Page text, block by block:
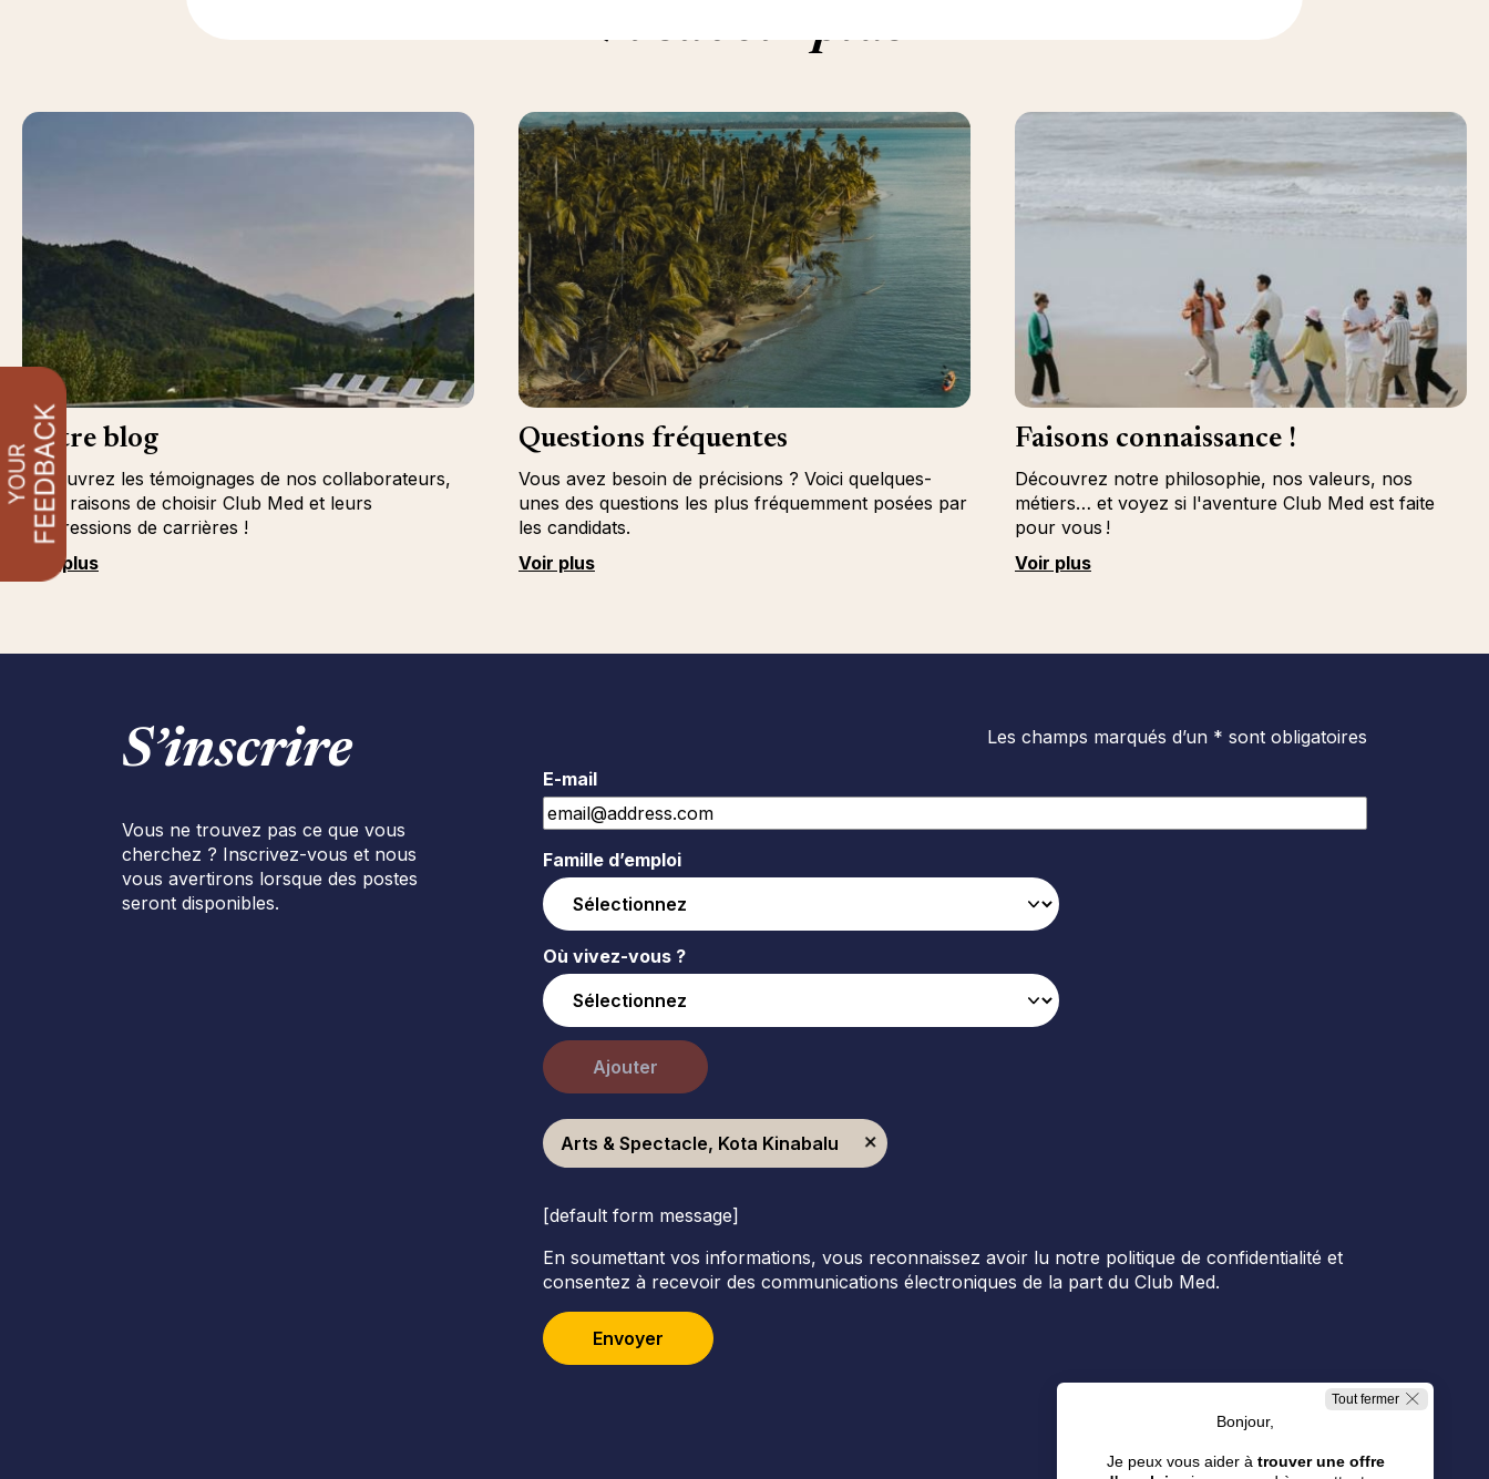
En savoir plus
Notre blog
Découvrez les témoignages de nos collaborateurs,
leurs raisons de choisir Club Med et leurs
progressions de carrières !
Voir plus
Questions fréquentes
Vous avez besoin de précisions ? Voici quelques-
unes des questions les plus fréquemment posées par
les candidats.
Voir plus
Faisons connaissance !
Découvrez notre philosophie, nos valeurs, nos
métiers… et voyez si l'aventure Club Med est faite
pour vous !
Voir plus
S’inscrire
Vous ne trouvez pas ce que vous
cherchez ? Inscrivez-vous et nous
vous avertirons lorsque des postes
seront disponibles.
Les champs marqués d’un * sont obligatoires
E-mail
Famille d’emploi
Où vivez-vous ?
Ajouter
Arts & Spectacle, Kota Kinabalu
[default form message]
En soumettant vos informations, vous reconnaissez avoir lu notre politique de confidentialité et
consentez à recevoir des communications électroniques de la part du Club Med.
Envoyer
Tout fermer
Bonjour,
Je peux vous aider à trouver une offre